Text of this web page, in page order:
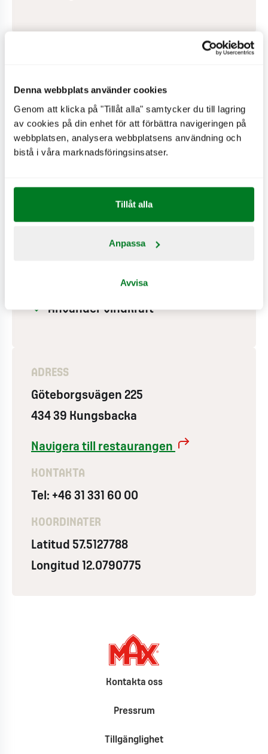
Denna webbplats använder cookies
Genom att klicka på "Tillåt alla" samtycker du till lagring
av cookies på din enhet för att förbättra navigeringen på
webbplatsen, analysera webbplatsens användning och
bistå i våra marknadsföringsinsatser.
Tillåt alla
Anpassa
Avvisa
PÅ RESTAURANGEN
Expresskassa
Använder vindkraft
ADRESS
Göteborgsvägen 225
434 39 Kungsbacka
Navigera till restaurangen
KONTAKTA
Tel: +46 31 331 60 00
KOORDINATER
Latitud 57.5127788
Longitud 12.0790775
Kontakta oss
Pressrum
Tillgänglighet